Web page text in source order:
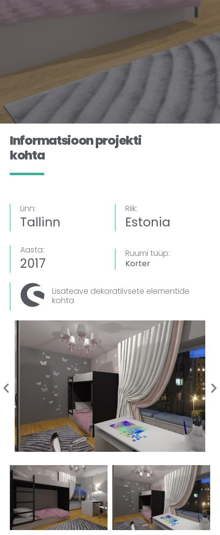
Informatsioon projekti
kohta
Linn:
Tallinn
Riik:
Estonia
Aasta:
2017
Ruumi tüüp:
Korter
Lisateave dekoratiivsete elementide
kohta